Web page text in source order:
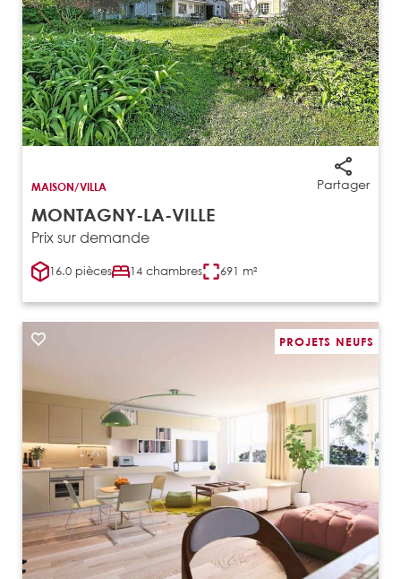
Partager
MAISON/VILLA
MONTAGNY-LA-VILLE
Prix sur demande
16.0 pièces 14 chambres 691 m²
PROJETS NEUFS